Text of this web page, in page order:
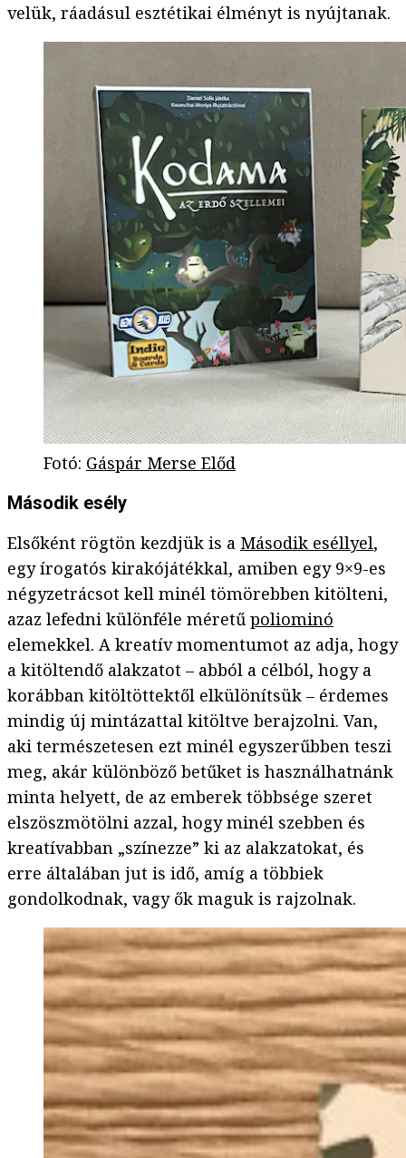
velük, ráadásul esztétikai élményt is nyújtanak.
Fotó: Gáspár Merse Előd
Második esély
Elsőként rögtön kezdjük is a Második eséllyel,
egy írogatós kirakójátékkal, amiben egy 9×9-es
négyzetrácsot kell minél tömörebben kitölteni,
azaz lefedni különféle méretű poliominó
elemekkel. A kreatív momentumot az adja, hogy
a kitöltendő alakzatot – abból a célból, hogy a
korábban kitöltöttektől elkülönítsük – érdemes
mindig új mintázattal kitöltve berajzolni. Van,
aki természetesen ezt minél egyszerűbben teszi
meg, akár különböző betűket is használhatnánk
minta helyett, de az emberek többsége szeret
elszöszmötölni azzal, hogy minél szebben és
kreatívabban „színezze” ki az alakzatokat, és
erre általában jut is idő, amíg a többiek
gondolkodnak, vagy ők maguk is rajzolnak.